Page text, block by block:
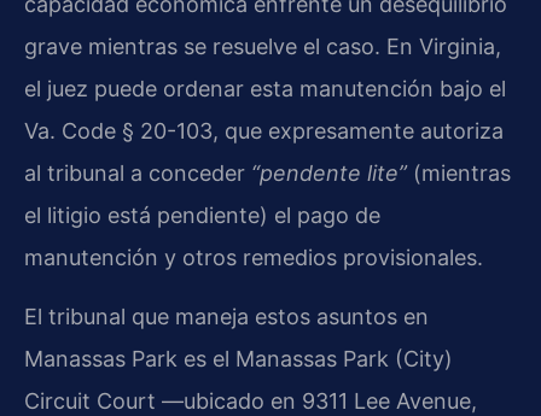
grave mientras se resuelve el caso. En Virginia,
el juez puede ordenar esta manutención bajo el
Va. Code § 20-103, que expresamente autoriza
al tribunal a conceder “pendente lite”(mientras
el litigio está pendiente) el pago de
manutención y otros remedios provisionales.
El tribunal que maneja estos asuntos en
Manassas Park es el Manassas Park (City)
Circuit Court —ubicado en 9311 Lee Avenue,